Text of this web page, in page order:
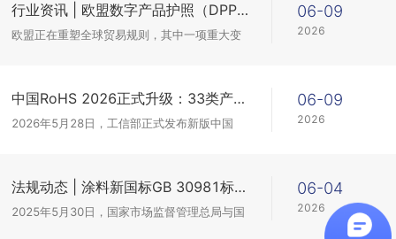
行业资讯 | 欧盟数字产品护照（DPP）重塑欧洲纺织服装市场，合规迎来硬要求
欧盟正在重塑全球贸易规则，其中一项重大变
06-09
2026
中国RoHS 2026正式升级：33类产品纳入强制管控，企业如何快速合规？
2026年5月28日，工信部正式发布新版中国
06-09
2026
法规动态 | 涂料新国标GB 30981标准全面升级！
2025年5月30日，国家市场监督管理总局与国
06-04
2026